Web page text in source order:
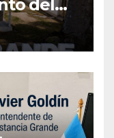
del
gestión